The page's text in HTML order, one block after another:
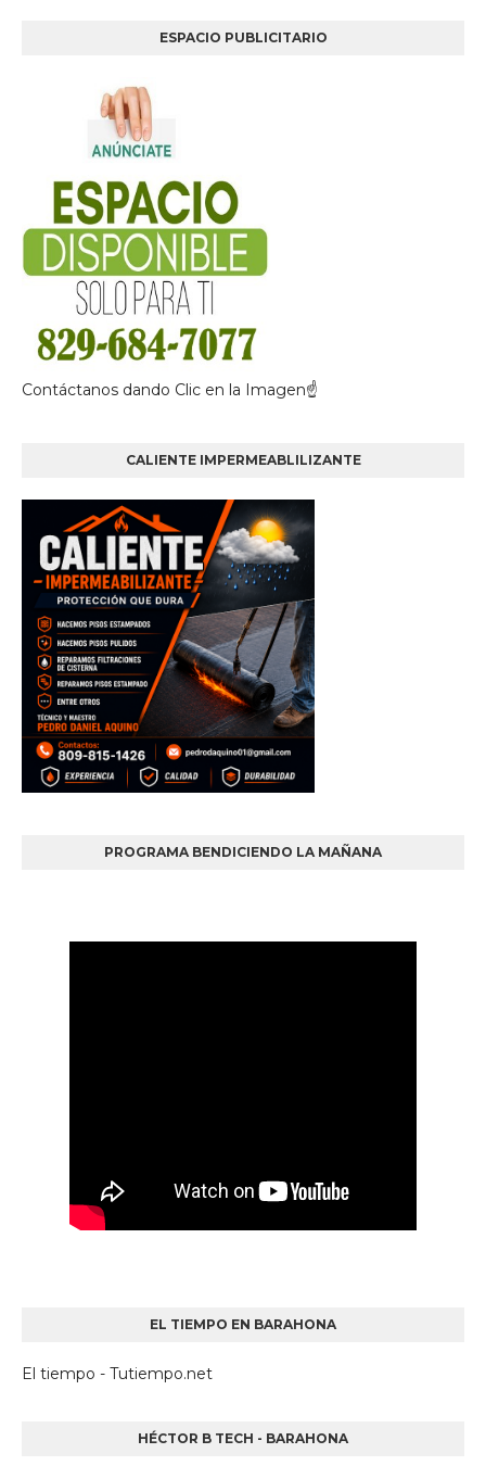
ESPACIO PUBLICITARIO
Contáctanos dando Clic en la Imagen☝
CALIENTE IMPERMEABLILIZANTE
PROGRAMA BENDICIENDO LA MAÑANA
EL TIEMPO EN BARAHONA
El tiempo - Tutiempo.net
HÉCTOR B TECH - BARAHONA